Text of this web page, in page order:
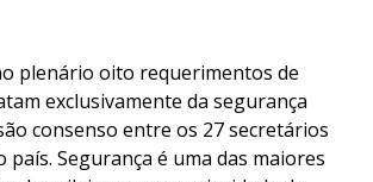
plenário oito requerimentos de
exclusivamente da segurança
consenso entre os 27 secretários
país. Segurança é uma das maiores